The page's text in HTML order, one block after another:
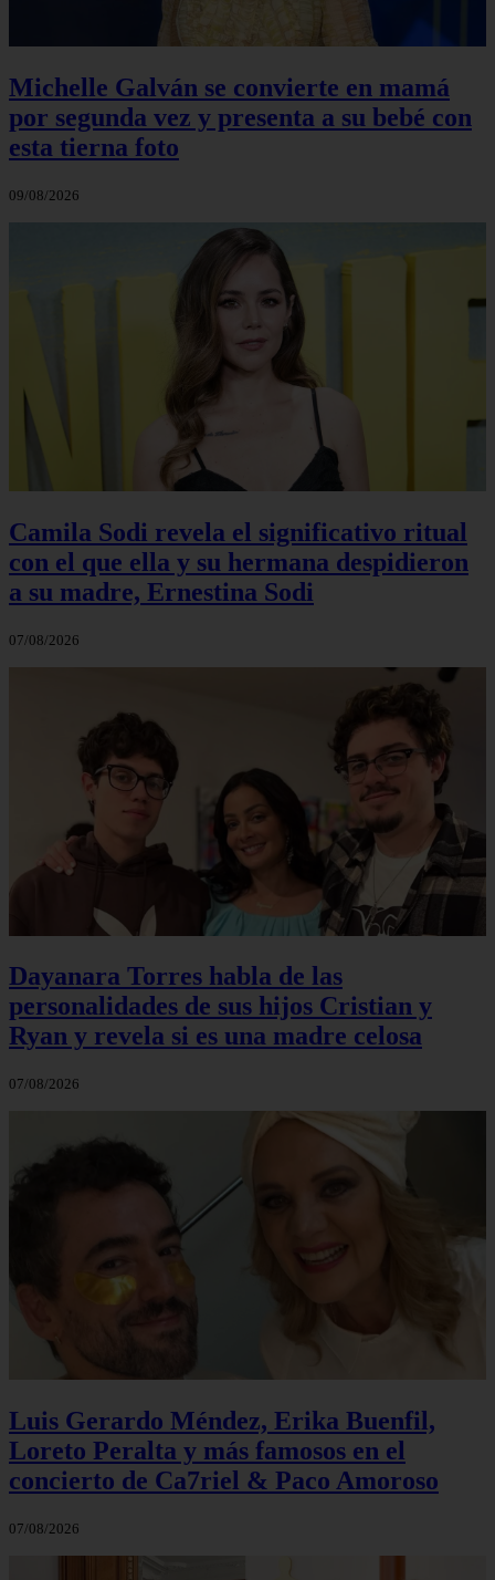
Michelle Galván se convierte en mamá
por segunda vez y presenta a su bebé con
esta tierna foto
09/08/2026
Camila Sodi revela el significativo ritual
con el que ella y su hermana despidieron
a su madre, Ernestina Sodi
07/08/2026
Dayanara Torres habla de las
personalidades de sus hijos Cristian y
Ryan y revela si es una madre celosa
07/08/2026
Luis Gerardo Méndez, Erika Buenfil,
Loreto Peralta y más famosos en el
concierto de Ca7riel & Paco Amoroso
07/08/2026